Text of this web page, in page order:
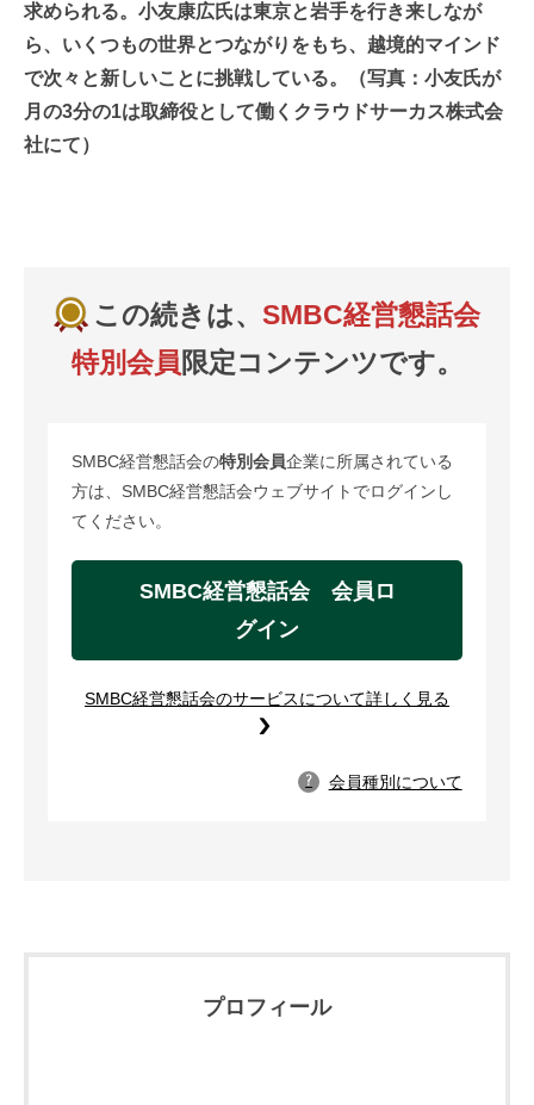
求められる。小友康広氏は東京と岩手を行き来しなが
ら、いくつもの世界とつながりをもち、越境的マインド
で次々と新しいことに挑戦している。（写真：小友氏が
月の3分の1は取締役として働くクラウドサーカス株式会
社にて）
この続きは、SMBC経営懇話会
特別会員 限定コンテンツです。
SMBC経営懇話会の特別会員企業に所属されている
方は、SMBC経営懇話会ウェブサイトでログインし
てください。
SMBC経営懇話会 会員ロ
グイン
SMBC経営懇話会のサービスについて詳しく見る
? 会員種別について
プロフィール